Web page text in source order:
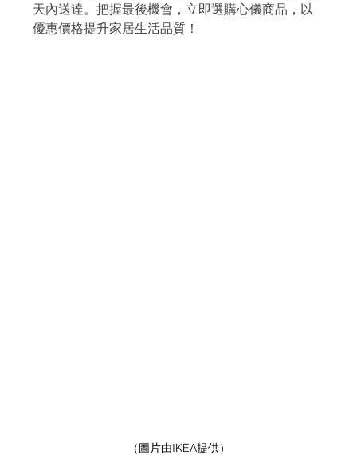
天內送達。把握最後機會，立即選購心儀商品，以
優惠價格提升家居生活品質！
（圖片由IKEA提供）